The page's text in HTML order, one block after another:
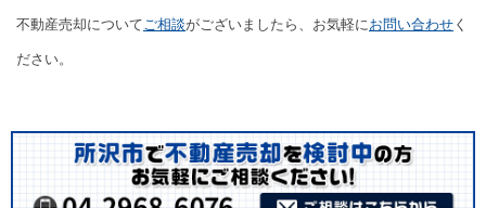
不動産売却についてご相談がございましたら、お気軽にお問い合わせ く
ださい。